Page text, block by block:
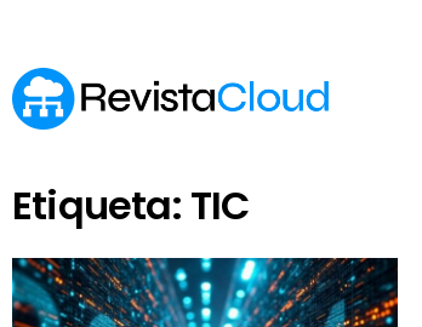
Etiqueta: TIC